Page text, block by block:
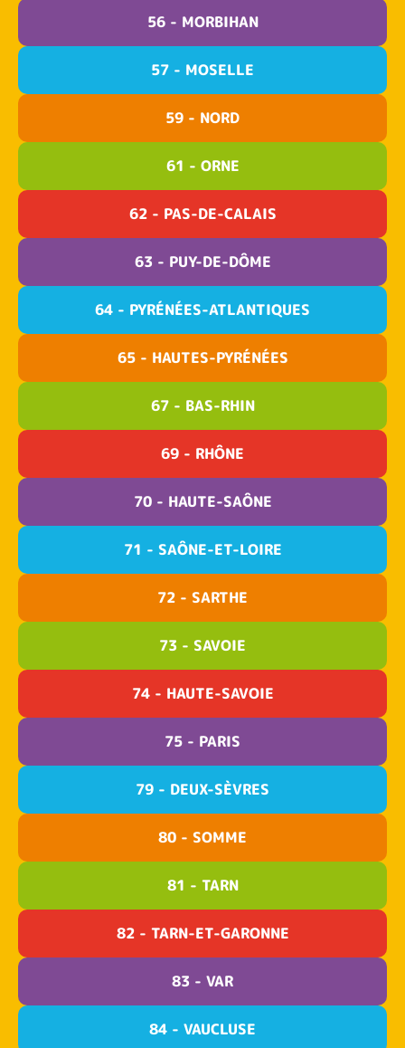
56 - MORBIHAN
57 - MOSELLE
59 - NORD
61 - ORNE
62 - PAS-DE-CALAIS
63 - PUY-DE-DÔME
64 - PYRÉNÉES-ATLANTIQUES
65 - HAUTES-PYRÉNÉES
67 - BAS-RHIN
69 - RHÔNE
70 - HAUTE-SAÔNE
71 - SAÔNE-ET-LOIRE
72 - SARTHE
73 - SAVOIE
74 - HAUTE-SAVOIE
75 - PARIS
79 - DEUX-SÈVRES
80 - SOMME
81 - TARN
82 - TARN-ET-GARONNE
83 - VAR
84 - VAUCLUSE